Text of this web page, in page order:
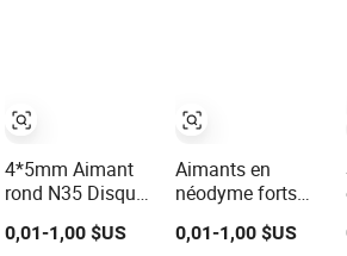
4*5mm Aimant
rond N35 Disque
permanent fort en
NdFeB pour
0,01-1,00 $US
Aimants en
néodyme forts
avec trou fraisé
N35 NdFeB
0,01-1,00 $US